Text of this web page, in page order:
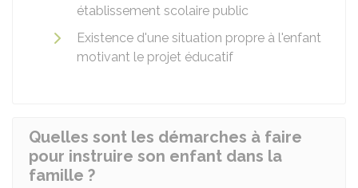
établissement scolaire public
Existence d'une situation propre à l'enfant
motivant le projet éducatif
Quelles sont les démarches à faire
pour instruire son enfant dans la
famille ?